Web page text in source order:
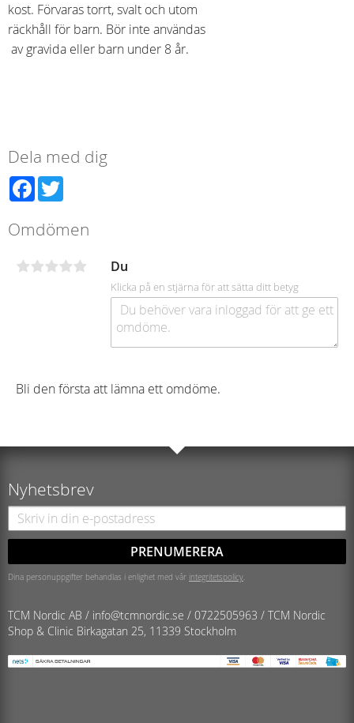
kost. Förvaras torrt, svalt och utom
räckhåll för barn. Bör inte användas
av gravida eller barn under 8 år.
Dela med dig
Facebook
Omdömen
Du
Klicka på en stjärna för att sätta ditt betyg
Bli den första att lämna ett omdöme.
Nyhetsbrev
PRENUMERERA
Dina personuppgifter behandlas i enlighet med vår integritetspolicy.
TCM Nordic AB / info@tcmnordic.se / 0722505963 / TCM Nordic
Shop & Clinic Birkagatan 25, 11339 Stockholm